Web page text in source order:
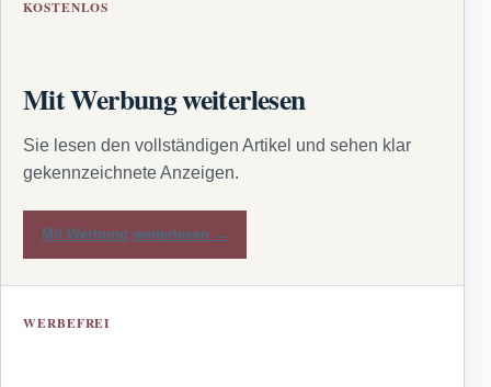
KOSTENLOS
Mit Werbung weiterlesen
Sie lesen den vollständigen Artikel und sehen klar
gekennzeichnete Anzeigen.
Mit Werbung weiterlesen →
WERBEFREI